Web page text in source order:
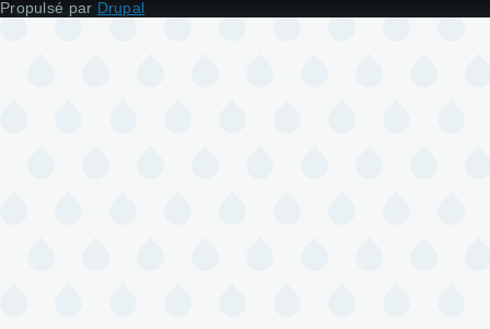
Propulsé par Drupal